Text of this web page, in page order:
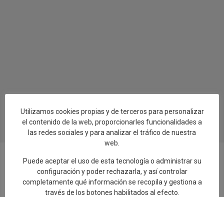
Añadir reseña en Google
Utilizamos cookies propias y de terceros para personalizar
el contenido de la web, proporcionarles funcionalidades a
las redes sociales y para analizar el tráfico de nuestra
web.
Puede aceptar el uso de esta tecnología o administrar su
configuración y poder rechazarla, y así controlar
completamente qué información se recopila y gestiona a
través de los botones habilitados al efecto.